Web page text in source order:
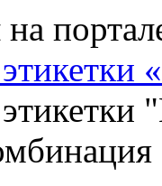
на